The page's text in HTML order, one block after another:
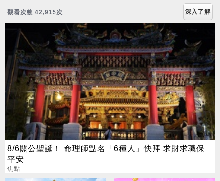
觀看次數 42,915次 深入了解
8/6關公聖誕！ 命理師點名「6種人」快拜 求財求職保
平安
焦點